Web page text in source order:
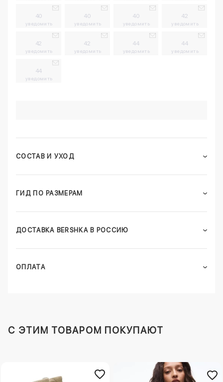
40
уведомить
40
уведомить
40
уведомить
42
уведомить
42
уведомить
42
уведомить
44
уведомить
44
уведомить
44
уведомить
СОСТАВ И УХОД
ГИД ПО РАЗМЕРАМ
ДОСТАВКА BERSHKA В РОССИЮ
ОПЛАТА
C ЭТИМ ТОВАРОМ ПОКУПАЮТ